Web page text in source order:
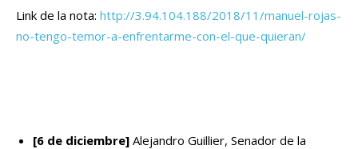
Link de la nota: http://3.94.104.188/2018/11/manuel-rojas-
no-tengo-temor-a-enfrentarme-con-el-que-quieran/
[6 de diciembre] Alejandro Guillier, Senador de la